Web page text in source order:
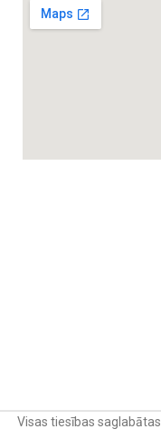
Visas tiesības saglabātas